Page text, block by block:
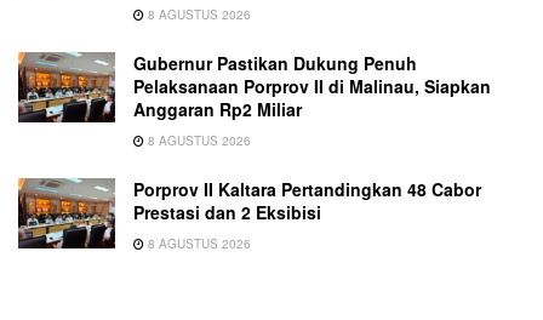
8 AGUSTUS 2026
Gubernur Pastikan Dukung Penuh
Pelaksanaan Porprov II di Malinau, Siapkan
Anggaran Rp2 Miliar
8 AGUSTUS 2026
Porprov II Kaltara Pertandingkan 48 Cabor
Prestasi dan 2 Eksibisi
8 AGUSTUS 2026